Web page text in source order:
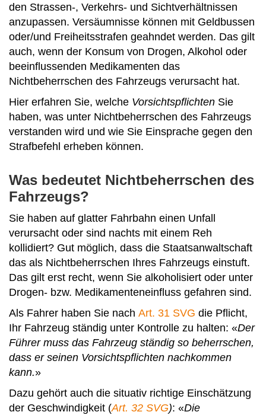
den Strassen-, Verkehrs- und Sichtverhältnissen
anzupassen. Versäumnisse können mit Geldbussen
oder/und Freiheitsstrafen geahndet werden. Das gilt
auch, wenn der Konsum von Drogen, Alkohol oder
beeinflussenden Medikamenten das
Nichtbeherrschen des Fahrzeugs verursacht hat.
Hier erfahren Sie, welche Vorsichtspflichten Sie
haben, was unter Nichtbeherrschen des Fahrzeugs
verstanden wird und wie Sie Einsprache gegen den
Strafbefehl erheben können.
Was bedeutet Nichtbeherrschen des
Fahrzeugs?
Sie haben auf glatter Fahrbahn einen Unfall
verursacht oder sind nachts mit einem Reh
kollidiert? Gut möglich, dass die Staatsanwaltschaft
das als Nichtbeherrschen Ihres Fahrzeugs einstuft.
Das gilt erst recht, wenn Sie alkoholisiert oder unter
Drogen- bzw. Medikamenteneinfluss gefahren sind.
Als Fahrer haben Sie nach Art. 31 SVG die Pflicht,
Ihr Fahrzeug ständig unter Kontrolle zu halten: «Der
Führer muss das Fahrzeug ständig so beherrschen,
dass er seinen Vorsichtspflichten nachkommen
kann.»
Dazu gehört auch die situativ richtige Einschätzung
der Geschwindigkeit (Art. 32 SVG): «Die